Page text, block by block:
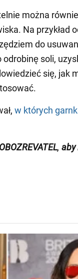
można
Na przykład
do
soli,
się, jak
w których
, aby